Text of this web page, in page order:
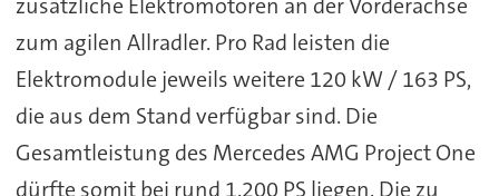
zum agilen Allradler. Pro Rad leisten die
Elektromodule jeweils weitere 120 kW / 163 PS,
die aus dem Stand verfügbar sind. Die
Gesamtleistung des Mercedes AMG Project One
dürfte somit bei rund 1.200 PS liegen. Die zu